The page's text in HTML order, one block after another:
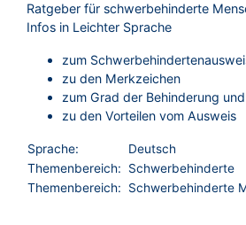
Ratgeber für schwerbehinderte
Infos in Leichter Sprache
zum
zu den Merkzeichen
zum Grad der Behinderung und
zu den Vorteilen vom Ausweis
Sprache:
Deutsch
Themenbereich:
Schwerbehinderte
Themenbereich:
Schwerbehinderte